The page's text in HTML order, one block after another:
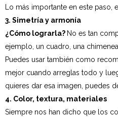
Lo más importante en este paso,
3. Simetría y armonía
¿Cómo lograrla? No es tan
ejemplo, un cuadro, una
Puedes usar también como
mejor cuando arreglas todo y
quieres dar esa imagen, puedes
4. Color, textura, materiales
Siempre nos han dicho que los